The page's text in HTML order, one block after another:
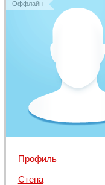
Оффлайн
Профиль
Стена